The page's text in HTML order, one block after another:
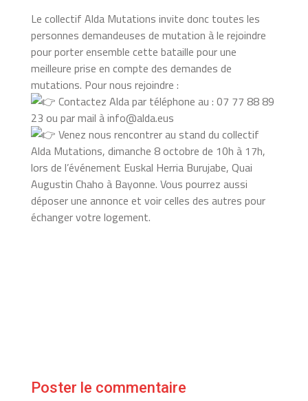
Le collectif Alda Mutations invite donc toutes les
personnes demandeuses de mutation à le rejoindre
pour porter ensemble cette bataille pour une
meilleure prise en compte des demandes de
mutations. Pour nous rejoindre :
Contactez Alda par téléphone au : 07 77 88 89
23 ou par mail à info@alda.eus
Venez nous rencontrer au stand du collectif
Alda Mutations, dimanche 8 octobre de 10h à 17h,
lors de l’événement Euskal Herria Burujabe, Quai
Augustin Chaho à Bayonne. Vous pourrez aussi
déposer une annonce et voir celles des autres pour
échanger votre logement.
Poster le commentaire